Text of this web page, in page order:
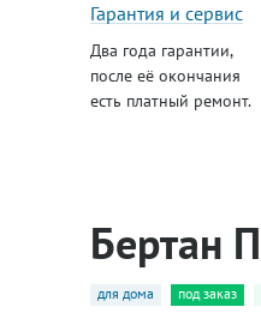
Гарантия и сервис
Два года гарантии,
после её окончания
есть платный ремонт.
Бертан П
для дома под заказ